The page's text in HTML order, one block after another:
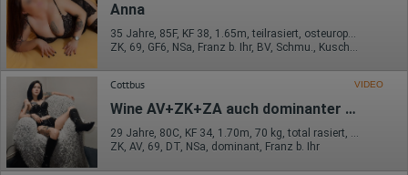
Anna
35 Jahre, 85F, KF 38, 1.65m, teilrasiert, osteuropäisch
ZK, 69, GF6, NSa, Franz b. Ihr, BV, Schmu., Kuscheln
Cottbus VIDEO
Wine AV+ZK+ZA auch dominanter Service
29 Jahre, 80C, KF 34, 1.70m, 70 kg, total rasiert, asiatisch
ZK, AV, 69, DT, NSa, dominant, Franz b. Ihr